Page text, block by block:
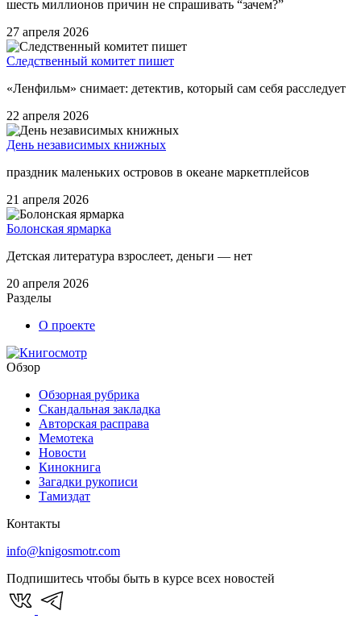
шесть миллионов причин не спрашивать “зачем?”
27 апреля 2026
Следственный комитет пишет
«Ленфильм» снимает: детектив, который сам себя расследует
22 апреля 2026
День независимых книжных
праздник маленьких островов в океане маркетплейсов
21 апреля 2026
Болонская ярмарка
Детская литература взрослеет, деньги — нет
20 апреля 2026
Разделы
О проекте
Обзор
Обзорная рубрика
Скандальная закладка
Авторская расправа
Мемотека
Новости
Кинокнига
Загадки рукописи
Тамиздат
Контакты
info@knigosmotr.com
Подпишитесь чтобы быть в курсе всех новостей